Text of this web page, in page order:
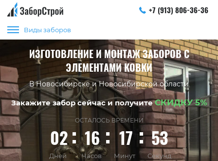
+7 (913) 806-36-36
Виды заборов
ИЗГОТОВЛЕНИЕ И МОНТАЖ ЗАБОРОВ С
ЭЛЕМЕНТАМИ КОВКИ
В Новосибирске и Новосибирской области
Закажите забор сейчас и получитеСКИДКУ 5%
ОСТАЛОСЬ ВРЕМЕНИ
02 16 17 53
Дней Часов Минут Секунд